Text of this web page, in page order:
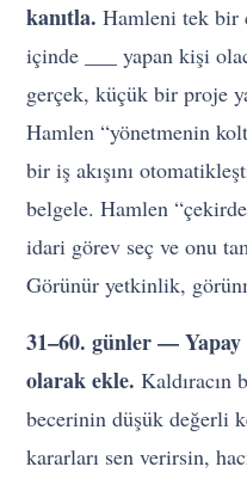
kanıtla. Hamleni tek bir
içinde ___ yapan kişi
gerçek, küçük bir proje
Hamlen “yönetmenin
bir iş akışını
belgele. Hamlen
idari görev seç ve onu
Görünür yetkinlik,
31–60. günler — Yapay
olarak ekle. Kaldıracın
becerinin düşük değerli
kararları sen verirsin,